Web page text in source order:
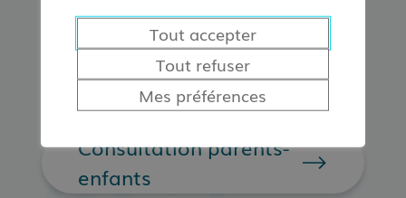
ENFANCE
Consultation parents-
enfants
Tout accepter
Tout refuser
Mes préférences